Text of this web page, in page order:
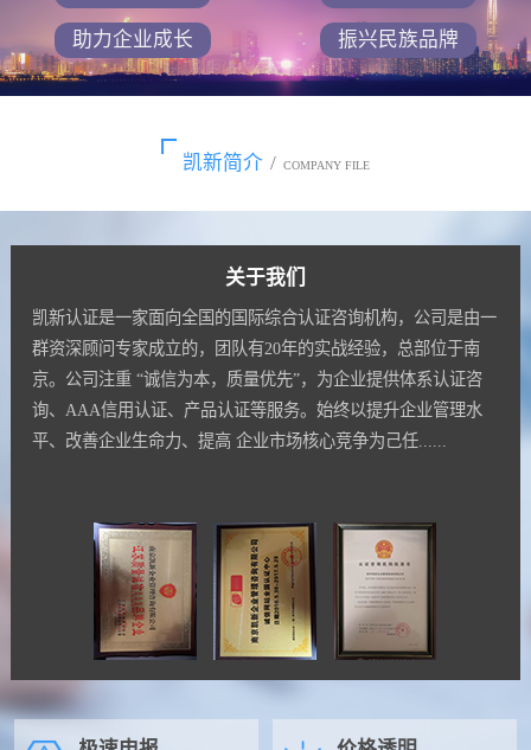
助力企业成长 振兴民族品牌
凯新简介 / COMPANY FILE
关于我们
凯新认证是一家面向全国的国际综合认证咨询机构，公司是由一
群资深顾问专家成立的，团队有20年的实战经验，总部位于南
京。公司注重 “诚信为本，质量优先”，为企业提供体系认证咨
询、AAA信用认证、产品认证等服务。始终以提升企业管理水
平、改善企业生命力、提高 企业市场核心竞争为己任......